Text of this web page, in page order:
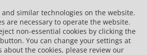
and similar technologies on the website.
are necessary to operate the website.
non-essential cookies by clicking the
button. You can change your settings at
about the cookies, please review our